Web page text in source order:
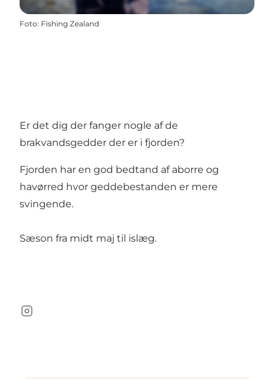
Foto: Fishing Zealand
Er det dig der fanger nogle af de
brakvandsgedder der er i fjorden?
Fjorden har en god bedtand af aborre og
havørred hvor geddebestanden er mere
svingende.
Sæson fra midt maj til islæg.
Instagram